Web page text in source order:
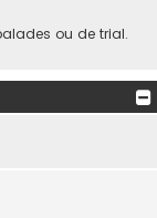
ou de trial.